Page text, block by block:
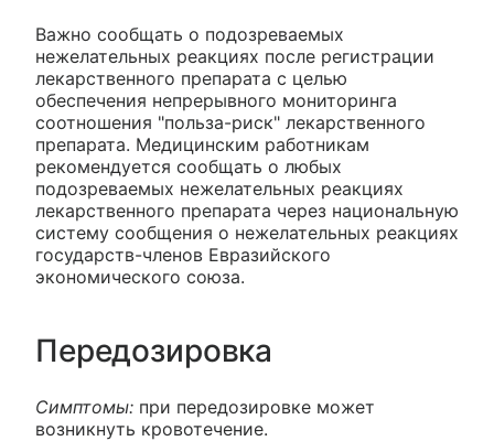
Важно сообщать о подозреваемых
нежелательных реакциях после регистрации
лекарственного препарата с целью
обеспечения непрерывного мониторинга
соотношения "польза-риск" лекарственного
препарата. Медицинским работникам
рекомендуется сообщать о любых
подозреваемых нежелательных реакциях
лекарственного препарата через национальную
систему сообщения о нежелательных реакциях
государств-членов Евразийского
экономического союза.
Передозировка
Симптомы: при передозировке может
возникнуть кровотечение.